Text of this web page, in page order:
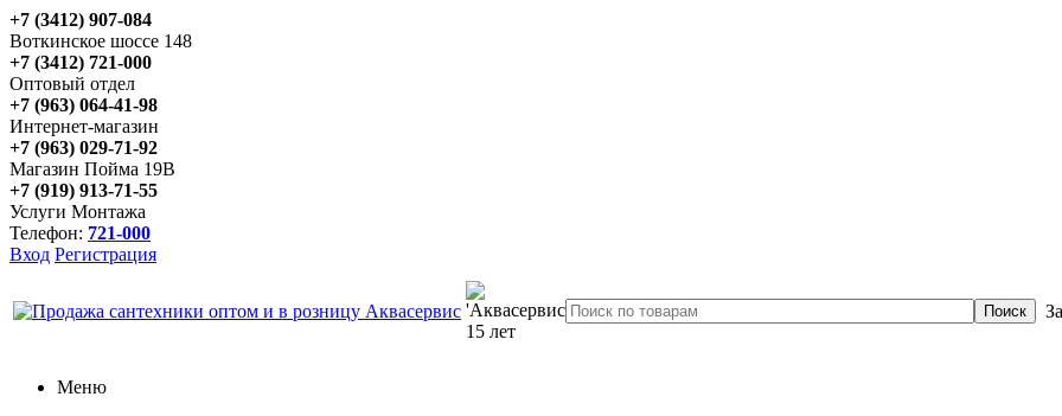
+7 (3412) 907-084
Воткинское шоссе 148
+7 (3412) 721-000
Оптовый отдел
+7 (963) 064-41-98
Интернет-магазин
+7 (963) 029-71-92
Магазин Пойма 19В
+7 (919) 913-71-55
Услуги Монтажа
Телефон: 721-000
Вход Регистрация
Меню